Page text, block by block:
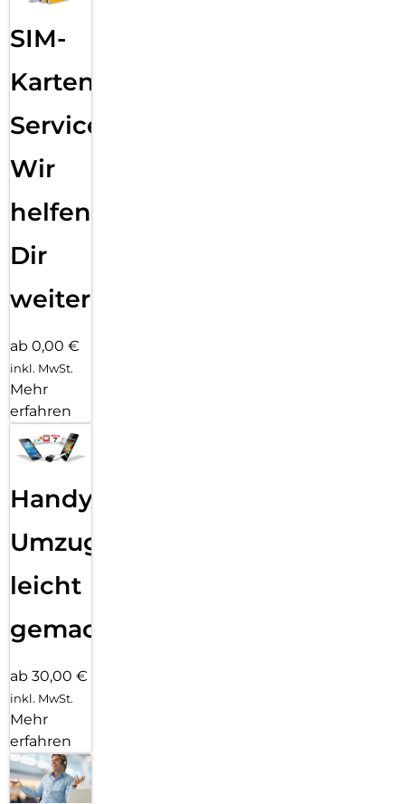
SIM-
Karten
Service:
Wir
helfen
Dir
weiter
ab 0,00 €
inkl. MwSt.
Mehr
erfahren
Handy
Umzug
leicht
gemacht!
ab 30,00 €
inkl. MwSt.
Mehr
erfahren